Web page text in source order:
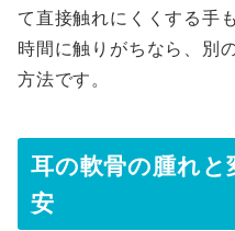
て直接触れにくくする手
時間に触りがちなら、別
方法です。
耳の軟骨の腫れと
安